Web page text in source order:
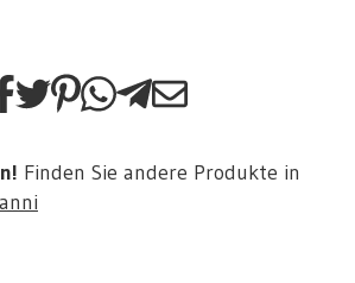
Finden Sie andere Produkte in